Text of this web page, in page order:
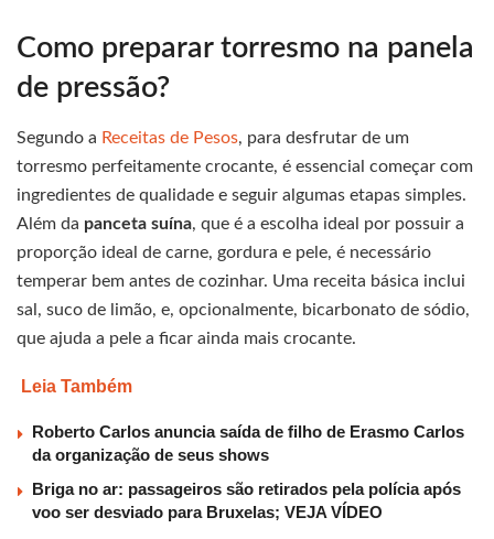
Como preparar torresmo na panela
de pressão?
Segundo a Receitas de Pesos, para desfrutar de um
torresmo perfeitamente crocante, é essencial começar com
ingredientes de qualidade e seguir algumas etapas simples.
Além da panceta suína, que é a escolha ideal por possuir a
proporção ideal de carne, gordura e pele, é necessário
temperar bem antes de cozinhar. Uma receita básica inclui
sal, suco de limão, e, opcionalmente, bicarbonato de sódio,
que ajuda a pele a ficar ainda mais crocante.
Leia Também
Roberto Carlos anuncia saída de filho de Erasmo Carlos
da organização de seus shows
Briga no ar: passageiros são retirados pela polícia após
voo ser desviado para Bruxelas; VEJA VÍDEO